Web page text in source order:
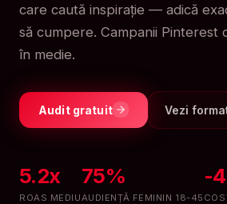
care caută inspirație — adică
să cumpere. Campanii Pinterest
în medie.
Audit gratuit Vezi
5.2x
ROAS MEDIU
75%
AUDIENȚĂ FEMININ 18-45
-